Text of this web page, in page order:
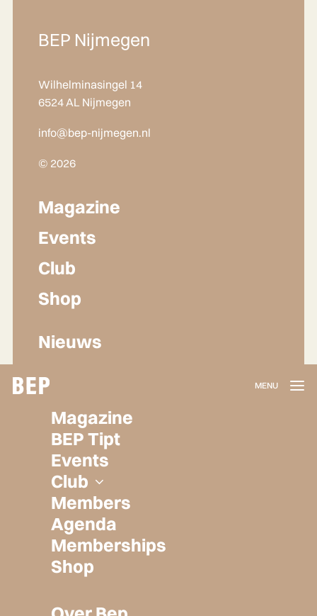
Magazine
BEP Tipt
Events
Club
Members
Agenda
Memberships
Shop
BEP Nijmegen
Wilhelminasingel 14
6524 AL Nijmegen
info@bep-nijmegen.nl
© 2026
Magazine
Events
Club
Shop
Nieuws
Lidmaatschap
Herroepen
Privacy policy
Algemene voorwaarden